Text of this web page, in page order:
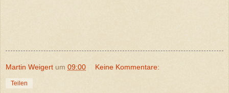
Martin Weigert um 09:00 Keine Kommentare:
Teilen